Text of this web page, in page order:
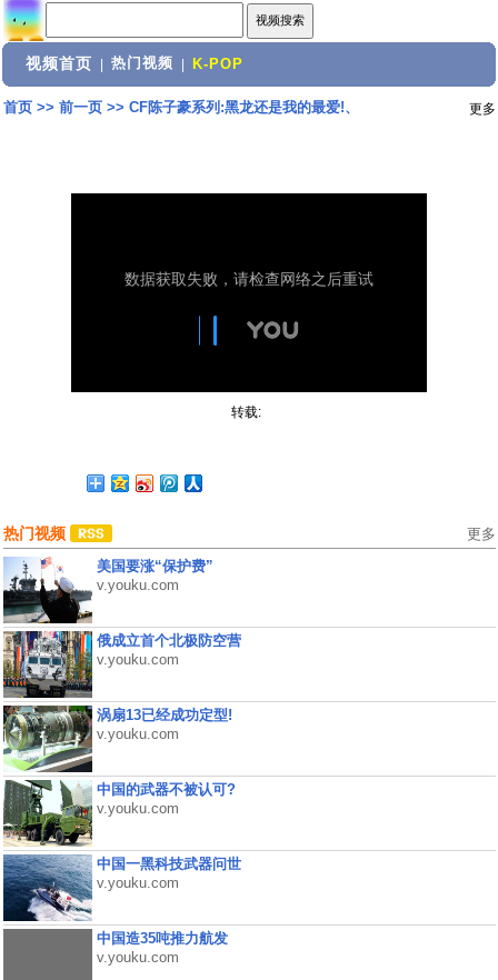
视频首页 热门视频 K-POP
首页>> 前一页>> CF陈子豪系列:黑龙还是我的最爱!、 更多
转载:
热门视频 更多
美国要涨“保护费”
v.youku.com
俄成立首个北极防空营
v.youku.com
涡扇13已经成功定型!
v.youku.com
中国的武器不被认可?
v.youku.com
中国一黑科技武器问世
v.youku.com
中国造35吨推力航发
v.youku.com